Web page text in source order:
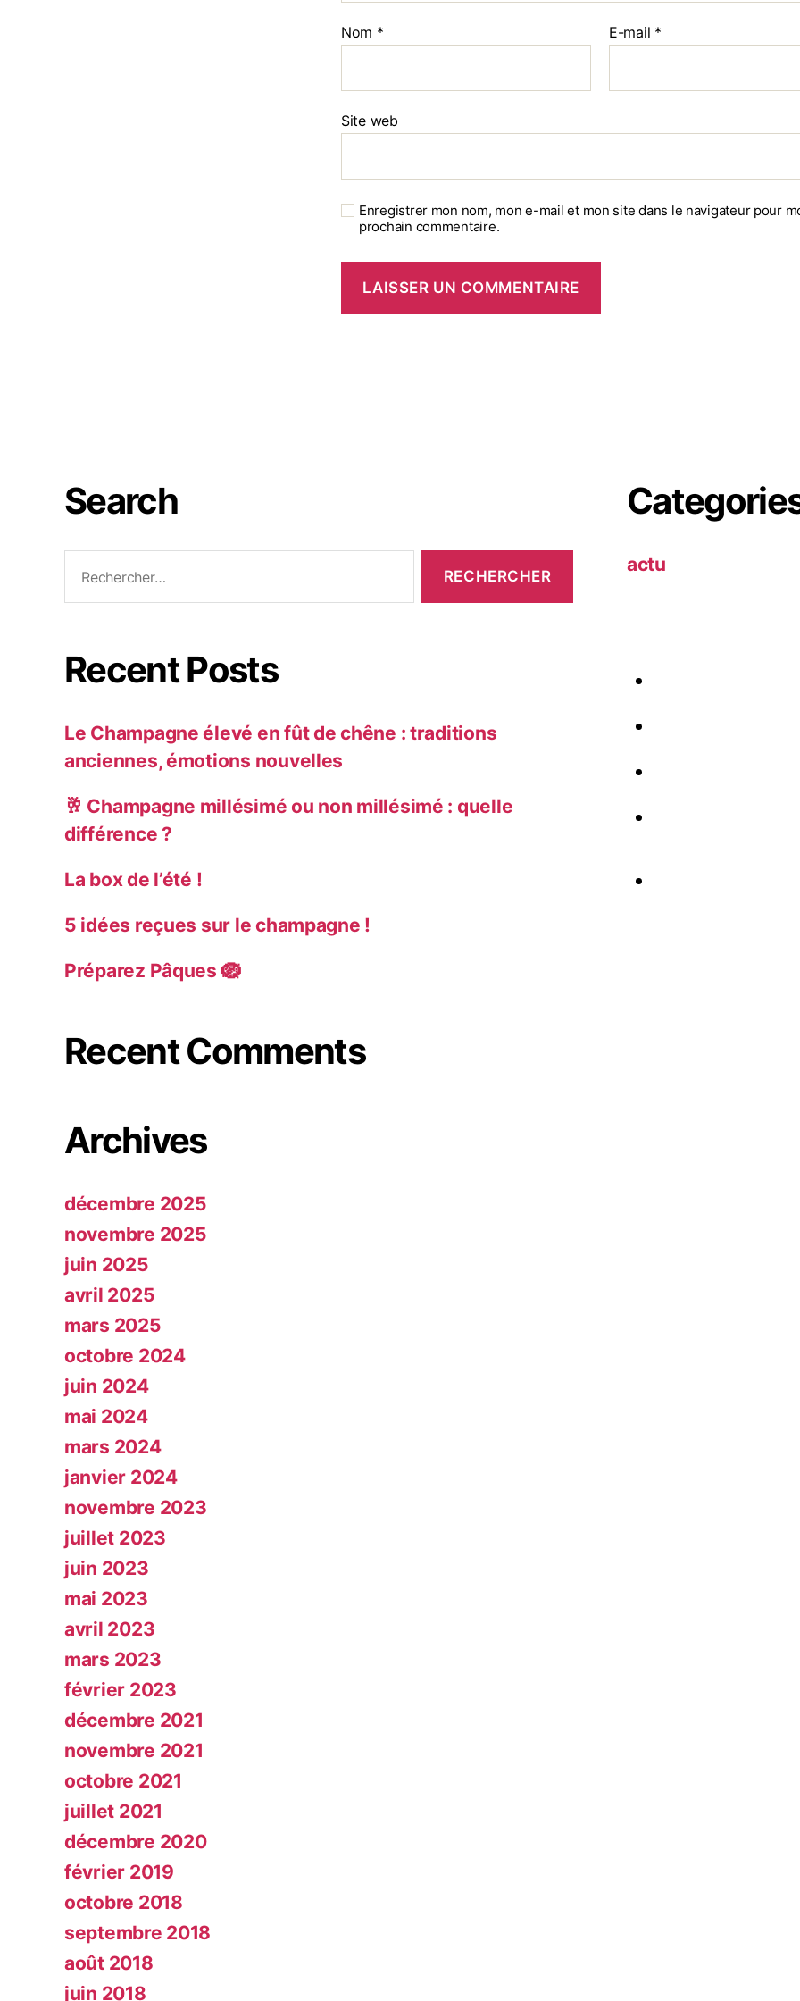
Nom * E-mail *
Site web
Enregistrer mon nom, mon e-mail et mon site dans le navigateur pour
prochain commentaire.
Search
Recent Posts
Le Champagne élevé en fût de chêne : traditions
anciennes, émotions nouvelles
🥂 Champagne millésimé ou non millésimé : quelle
différence ?
La box de l’été !
5 idées reçues sur le champagne !
Préparez Pâques 🪺
Recent Comments
Archives
décembre 2025
novembre 2025
juin 2025
avril 2025
mars 2025
octobre 2024
juin 2024
mai 2024
mars 2024
janvier 2024
novembre 2023
juillet 2023
juin 2023
mai 2023
avril 2023
mars 2023
février 2023
décembre 2021
novembre 2021
octobre 2021
juillet 2021
décembre 2020
février 2019
octobre 2018
septembre 2018
août 2018
juin 2018
actu